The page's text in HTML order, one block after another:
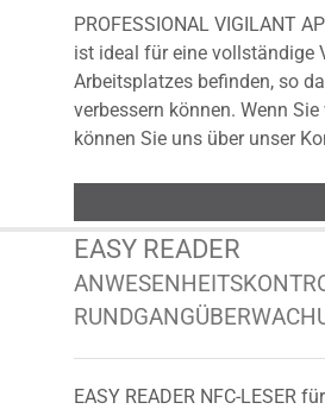
PROFESSIONAL VIGILANT
ist ideal für eine vollständige
Arbeitsplatzes befinden, so
verbessern können. Wenn
können Sie uns über unser
EASY READER
EASY READER NFC-LESER